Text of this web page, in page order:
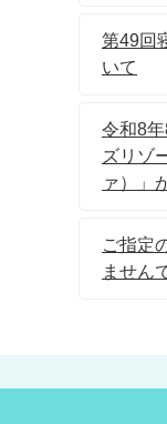
第49回
いて
令和8
ズリゾ
ァ）」
ご指定
ません